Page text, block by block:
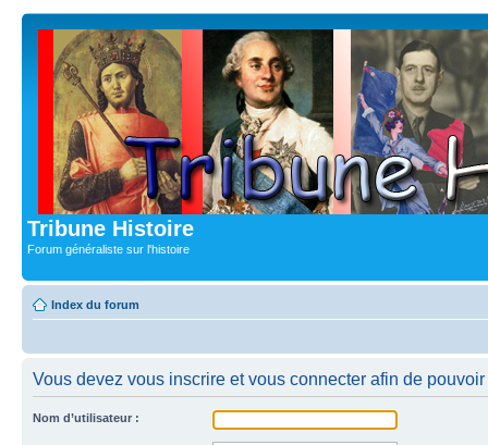
Tribune Histoire
Forum généraliste sur l'histoire
Index du forum
Vous devez vous inscrire et vous connecter afin de
Nom d’utilisateur :